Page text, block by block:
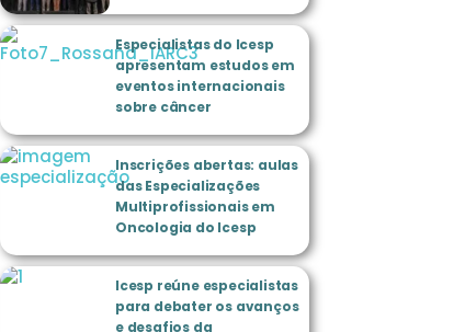
Especialistas do Icesp
apresentam estudos em
eventos internacionais
sobre câncer
Inscrições abertas: aulas
das Especializações
Multiprofissionais em
Oncologia do Icesp
Icesp reúne especialistas
para debater os avanços
e desafios da